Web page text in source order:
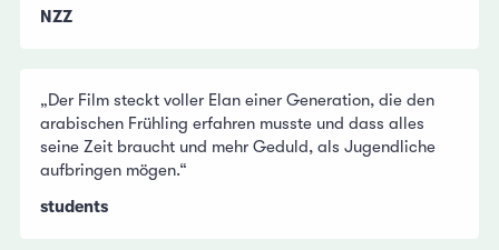
NZZ
„Der Film steckt voller Elan einer Generation, die den
arabischen Frühling erfahren musste und dass alles
seine Zeit braucht und mehr Geduld, als Jugendliche
aufbringen mögen.“
students